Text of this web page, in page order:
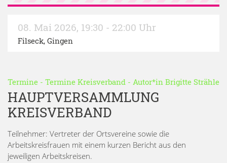
08. Mai 2026, 19:30 - 22:00 Uhr
Filseck, Gingen
Termine - Termine Kreisverband - Autor*in Brigitte Strähle
HAUPTVERSAMMLUNG
KREISVERBAND
Teilnehmer: Vertreter der Ortsvereine sowie die
Arbeitskreisfrauen mit einem kurzen Bericht aus den
jeweiligen Arbeitskreisen.